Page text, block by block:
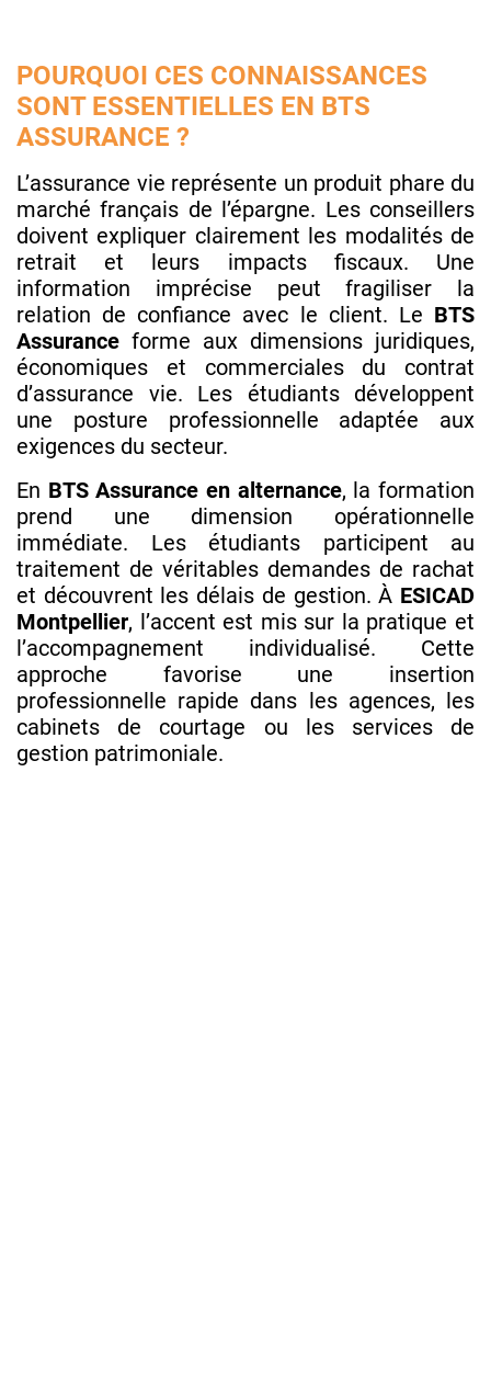
POURQUOI CES CONNAISSANCES
SONT ESSENTIELLES EN BTS
ASSURANCE ?
L’assurance vie représente un produit phare du
marché français de l’épargne. Les conseillers
doivent expliquer clairement les modalités de
retrait et leurs impacts fiscaux. Une
information imprécise peut fragiliser la
relation de confiance avec le client. Le BTS
Assurance forme aux dimensions juridiques,
économiques et commerciales du contrat
d’assurance vie. Les étudiants développent
une posture professionnelle adaptée aux
exigences du secteur.
En BTS Assurance en alternance, la formation
prend une dimension opérationnelle
immédiate. Les étudiants participent au
traitement de véritables demandes de rachat
et découvrent les délais de gestion. À ESICAD
Montpellier, l’accent est mis sur la pratique et
l’accompagnement individualisé. Cette
approche favorise une insertion
professionnelle rapide dans les agences, les
cabinets de courtage ou les services de
gestion patrimoniale.